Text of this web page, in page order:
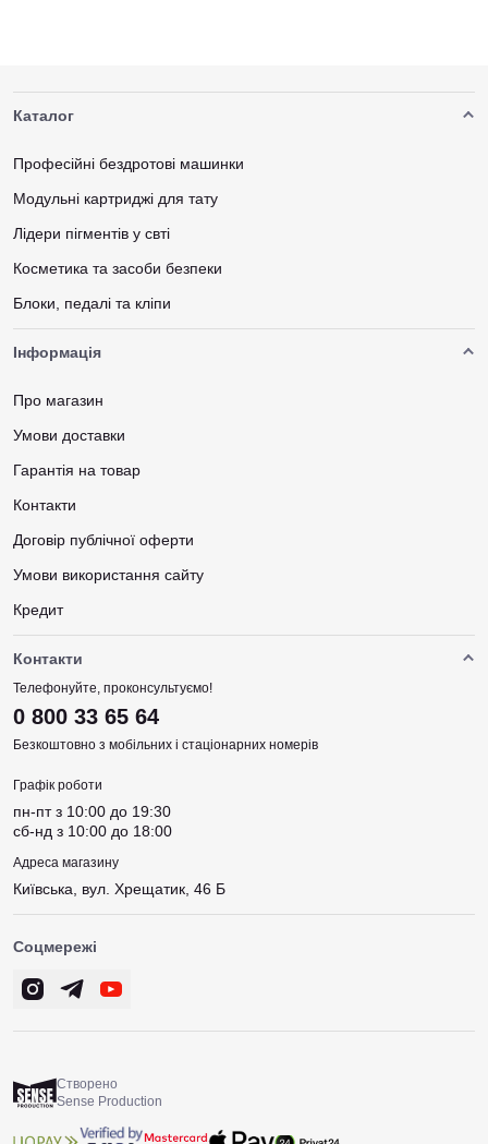
Каталог
Професійні бездротові машинки
Модульні картриджі для тату
Лідери пігментів у свті
Косметика та засоби безпеки
Блоки, педалі та кліпи
Інформація
Про магазин
Умови доставки
Гарантія на товар
Контакти
Договір публічної оферти
Умови використання сайту
Кредит
Контакти
Телефонуйте, проконсультуємо!
0 800 33 65 64
Безкоштовно з мобільних і стаціонарних номерів
Графік роботи
пн-пт з 10:00 до 19:30
сб-нд з 10:00 до 18:00
Адреса магазину
Київська, вул. Хрещатик, 46 Б
Соцмережі
Створено
Sense Production